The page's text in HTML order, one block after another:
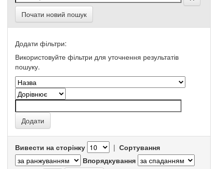
Почати новий пошук
Додати фільтри:
Використовуйте фільтри для уточнення результатів
пошуку.
Вивести на сторінку | Сортування
Впорядкування